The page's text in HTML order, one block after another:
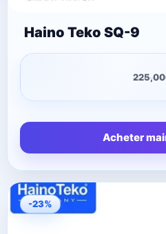
Haino Teko SQ-9
Acheter
-23%